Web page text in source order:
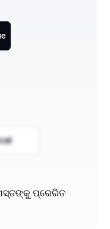
ପ୍ରେରିତ